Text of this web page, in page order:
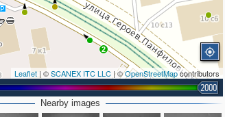
2
Leaflet | ©SCANEX ITC LLC | ©OpenStreetMapcontributors
2000
Nearby images